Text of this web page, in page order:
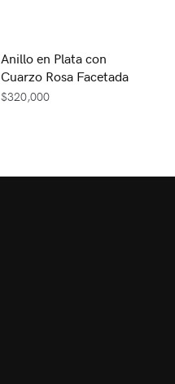
Anillo en Plata con
Cuarzo Rosa Facetada
$320,000